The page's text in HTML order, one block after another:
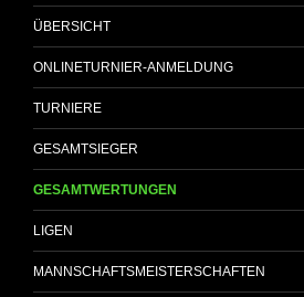
ÜBERSICHT
ONLINETURNIER-ANMELDUNG
TURNIERE
GESAMTSIEGER
GESAMTWERTUNGEN
LIGEN
MANNSCHAFTSMEISTERSCHAFTEN